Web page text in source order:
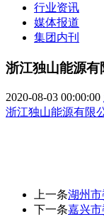
行业资讯
媒体报道
集团内刊
浙江独山能源
2020-08-03 00:00:00
浙江独山能源有限
上一条湖州
下一条嘉兴